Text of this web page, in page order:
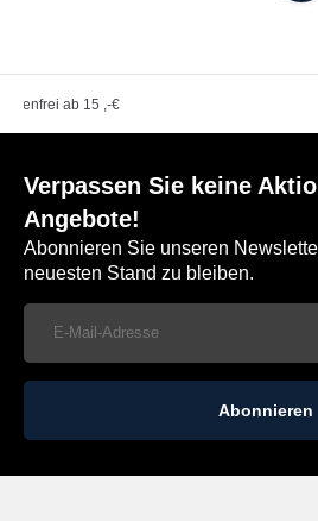
ab 15 ,-€
Verpassen Sie keine
Angebote!
Abonnieren Sie unseren
neuesten Stand zu bleiben.
Abonnieren